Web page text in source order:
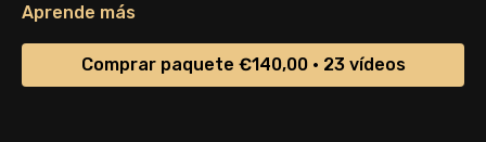
de Óxido Nítrico desde nuestras cavidades paranasales. Este
cognitivas, también actúa como señal química que dilata los
vasos sanguíneos reduciendo la hipertensión, actúa
Aprende más
Comprar paquete €140,00 • 23 vídeos